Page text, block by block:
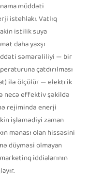
müddəti
istehlakı. Vatlıq
istilik suya
daha yaxşı
səmərəliliyi — bir
çatdırılması
ilə ölçülür — elektrik
necə effektiv şəkildə
rejimində enerji
işləmədiyi zaman
mənası olan hissəsini
düyməsi olmayan
iddialarının